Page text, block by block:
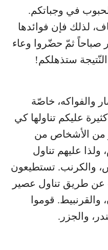
في وجباتكم.
لذلك فإن فوائدها
صباحاً ثمّ حضّروا وعاء
ستذهلكم!
والفواكه، خاصّة
عليكم تناولها كي
من الأشخاص من
ولذا عليهم تناول
والكرنب. تستطيعون
عن طريق تناول عصير
والقرنبيط. قوموا
والجزر.